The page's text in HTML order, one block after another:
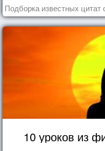
Подборка известных цитат
10 уроков из